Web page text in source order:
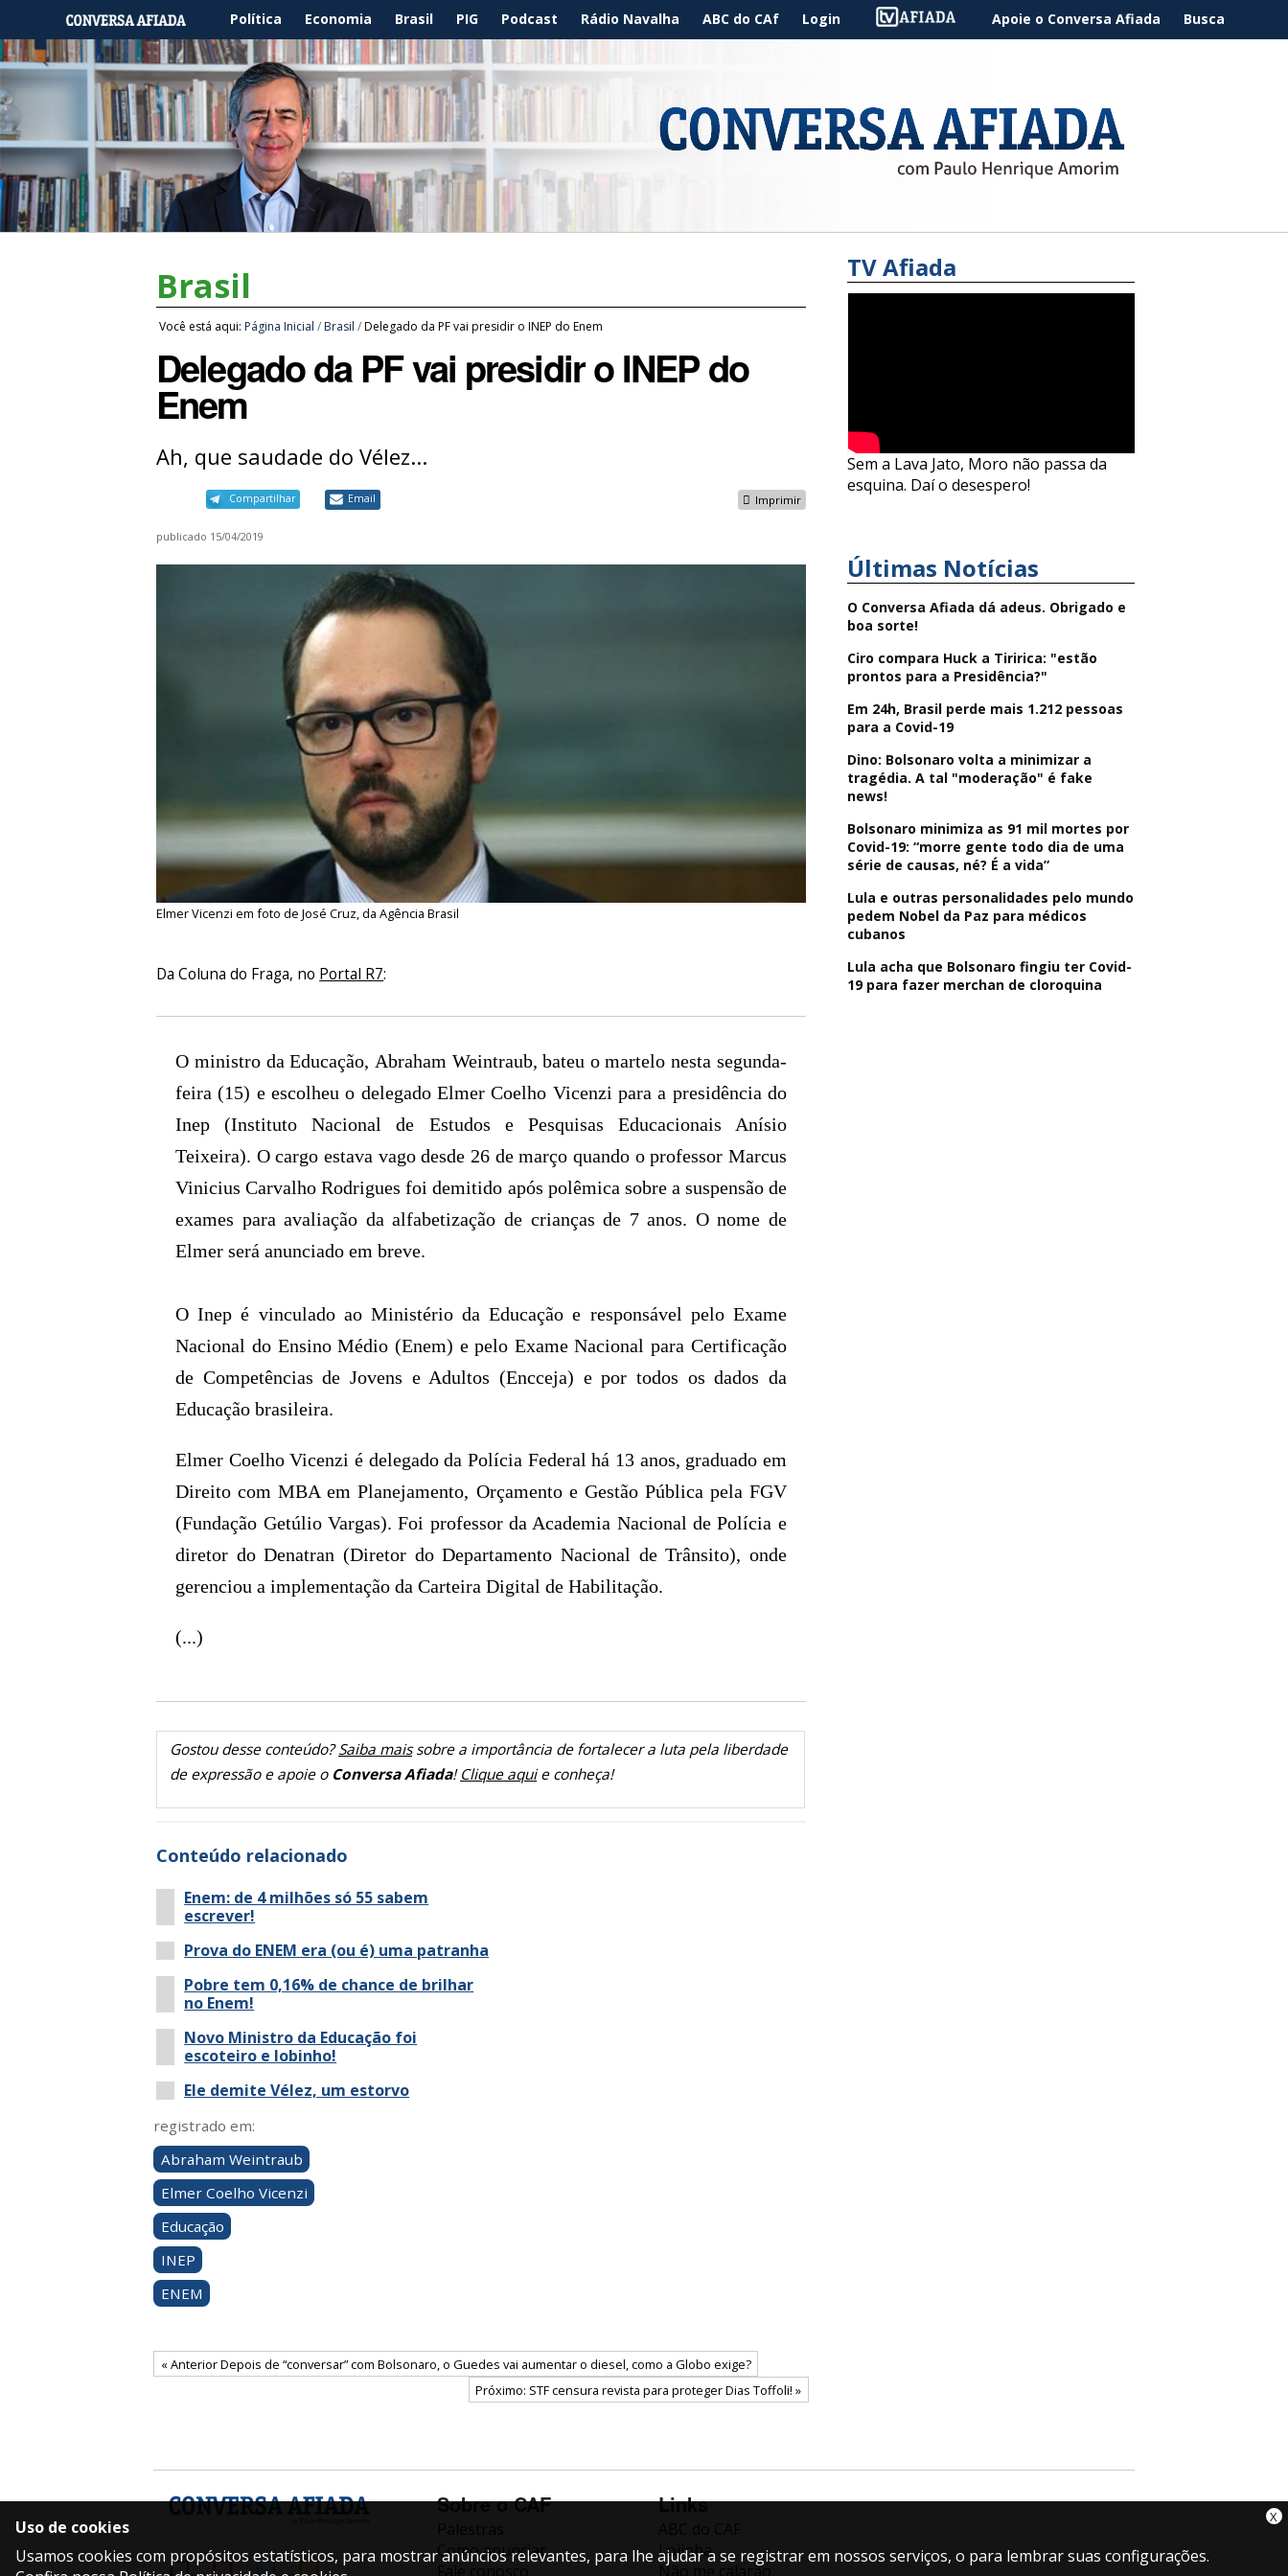
Política Economia Brasil PIG Podcast Rádio Navalha ABC do CAf Login Apoie o Conversa Afiada Busca
Brasil
Você está aqui: Página Inicial / Brasil /Delegado da PF vai presidir o INEP do Enem
Delegado da PF vai presidir o INEP do
Enem
Ah, que saudade do Vélez...
Compartilhar Email Imprimir
publicado 15/04/2019
Elmer Vicenzi em foto de José Cruz, da Agência Brasil
Da Coluna do Fraga, no Portal R7:
O ministro da Educação, Abraham Weintraub, bateu o martelo nesta segunda-
feira (15) e escolheu o delegado Elmer Coelho Vicenzi para a presidência do
Inep (Instituto Nacional de Estudos e Pesquisas Educacionais Anísio
Teixeira). O cargo estava vago desde 26 de março quando o professor Marcus
Vinicius Carvalho Rodrigues foi demitido após polêmica sobre a suspensão de
exames para avaliação da alfabetização de crianças de 7 anos. O nome de
Elmer será anunciado em breve.
O Inep é vinculado ao Ministério da Educação e responsável pelo Exame
Nacional do Ensino Médio (Enem) e pelo Exame Nacional para Certificação
de Competências de Jovens e Adultos (Encceja) e por todos os dados da
Educação brasileira.
Elmer Coelho Vicenzi é delegado da Polícia Federal há 13 anos, graduado em
Direito com MBA em Planejamento, Orçamento e Gestão Pública pela FGV
(Fundação Getúlio Vargas). Foi professor da Academia Nacional de Polícia e
diretor do Denatran (Diretor do Departamento Nacional de Trânsito), onde
gerenciou a implementação da Carteira Digital de Habilitação.
(...)
Gostou desse conteúdo?Saiba maissobre a importância de fortalecer a luta pela liberdade
de expressão e apoie o Conversa Afiada!Clique aquie conheça!
Conteúdo relacionado
Enem: de 4 milhões só 55 sabem
escrever!
Prova do ENEM era (ou é) uma patranha
Pobre tem 0,16% de chance de brilhar
no Enem!
Novo Ministro da Educação foi
escoteiro e lobinho!
Ele demite Vélez, um estorvo
registrado em:
Abraham Weintraub
Elmer Coelho Vicenzi
Educação
INEP
ENEM
« Anterior Depois de “conversar” com Bolsonaro, o Guedes vai aumentar o diesel, como a Globo exige?
Próximo: STF censura revista para proteger Dias Toffoli! »
TV Afiada
Sem a Lava Jato, Moro não passa da
esquina. Daí o desespero!
Últimas Notícias
O Conversa Afiada dá adeus. Obrigado e
boa sorte!
Ciro compara Huck a Tiririca: "estão
prontos para a Presidência?"
Em 24h, Brasil perde mais 1.212 pessoas
para a Covid-19
Dino: Bolsonaro volta a minimizar a
tragédia. A tal "moderação" é fake
news!
Bolsonaro minimiza as 91 mil mortes por
Covid-19: “morre gente todo dia de uma
série de causas, né? É a vida”
Lula e outras personalidades pelo mundo
pedem Nobel da Paz para médicos
cubanos
Lula acha que Bolsonaro fingiu ter Covid-
19 para fazer merchan de cloroquina
Sobre o CAF
Como anunciar
Links
Lojinha
Não me calarão
X
Uso de cookies
Usamos cookies com propósitos estatísticos, para mostrar anúncios relevantes, para lhe ajudar a se registrar em nossos serviços, o para lembrar suas configurações.